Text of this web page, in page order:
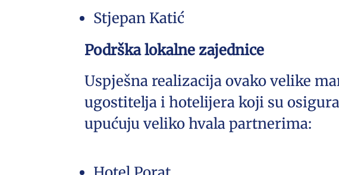
Stjepan Katić
Podrška lokalne zajednice
Uspješna realizacija ovako velike
ugostitelja i hotelijera koji su
upućuju veliko hvala partnerima: